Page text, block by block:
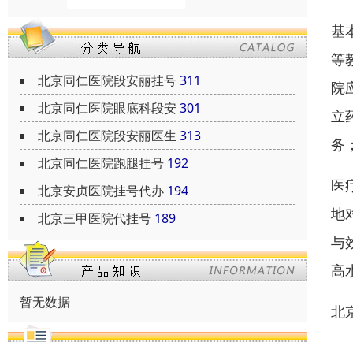
北京同仁医院段安丽挂号311
北京同仁医院眼底科段安301
北京同仁医院段安丽医生 313
北京同仁医院跑腿挂号 192
北京安贞医院挂号代办 194
北京三甲医院代挂号 189
暂无数据
基
等
院
立
务
医
地
与
高
北